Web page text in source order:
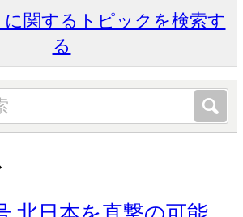
に関するトピックを検索す
る